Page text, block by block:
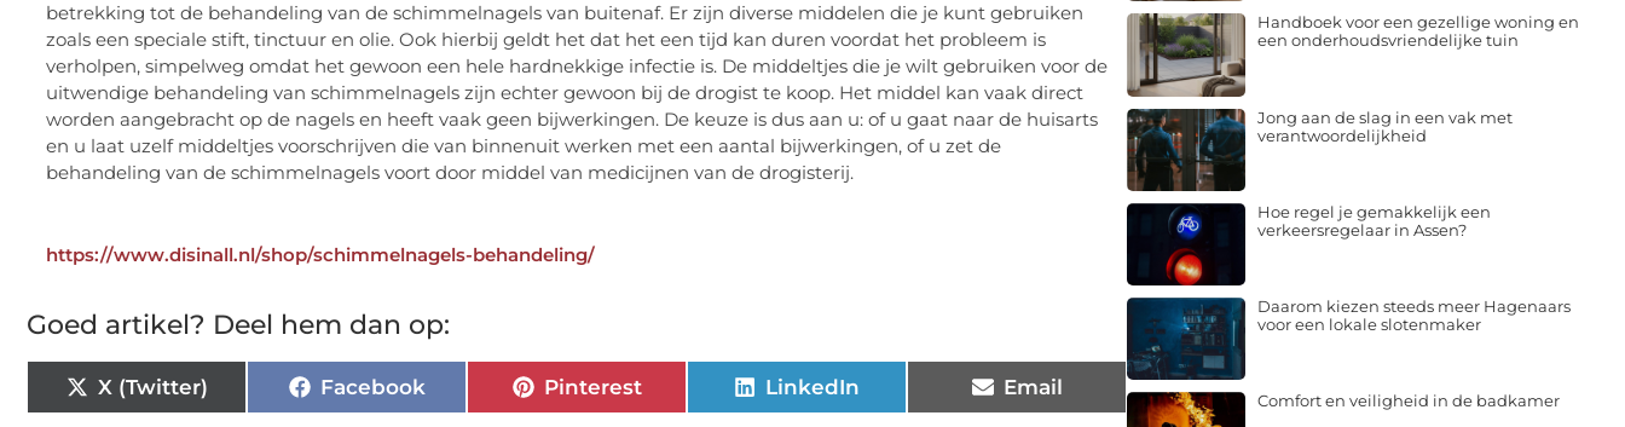
betrekking tot de behandeling van de schimmelnagels van buitenaf. Er zijn diverse middelen die je kunt gebruiken
zoals een speciale stift, tinctuur en olie. Ook hierbij geldt het dat het een tijd kan duren voordat het probleem is
verholpen, simpelweg omdat het gewoon een hele hardnekkige infectie is. De middeltjes die je wilt gebruiken voor de
uitwendige behandeling van schimmelnagels zijn echter gewoon bij de drogist te koop. Het middel kan vaak direct
worden aangebracht op de nagels en heeft vaak geen bijwerkingen. De keuze is dus aan u: of u gaat naar de huisarts
en u laat uzelf middeltjes voorschrijven die van binnenuit werken met een aantal bijwerkingen, of u zet de
behandeling van de schimmelnagels voort door middel van medicijnen van de drogisterij.
https://www.disinall.nl/shop/schimmelnagels-behandeling/
Goed artikel? Deel hem dan op:
X (Twitter) Facebook Pinterest LinkedIn Email
Handboek voor een gezellige woning en
een onderhoudsvriendelijke tuin
Jong aan de slag in een vak met
verantwoordelijkheid
Hoe regel je gemakkelijk een
verkeersregelaar in Assen?
Daarom kiezen steeds meer Hagenaars
voor een lokale slotenmaker
Comfort en veiligheid in de badkamer